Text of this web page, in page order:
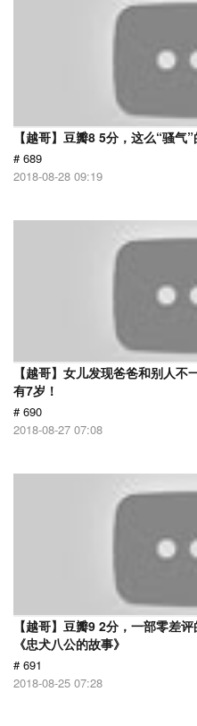
【越哥】豆瓣8 5分，这么“骚气
# 689
2018-08-28 09:19
【越哥】女儿发现爸爸和别人
有7岁！
# 690
2018-08-27 07:08
【越哥】豆瓣9 2分，一部零差
《忠犬八公的故事》
# 691
2018-08-25 07:28